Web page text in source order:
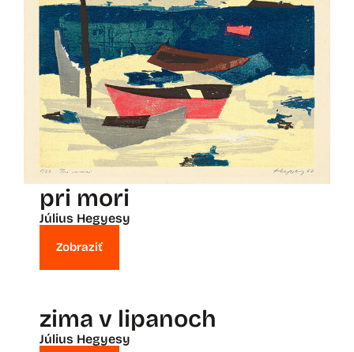
pri mori
Július Hegyesy
Zobraziť
zima v lipanoch
Július Hegyesy